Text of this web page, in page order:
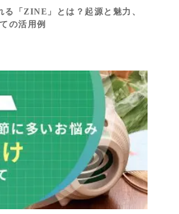
る「ZINE」とは？起源と魅力、
の活用例